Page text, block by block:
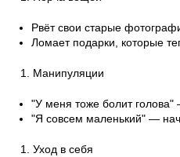
Рвёт свои старые
Ломает подарки, которые
Манипуляции
"У меня тоже болит голова"
"Я совсем маленький" —
Уход в себя